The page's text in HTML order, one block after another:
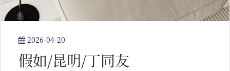
2026-04-20
假如/昆明/丁同友